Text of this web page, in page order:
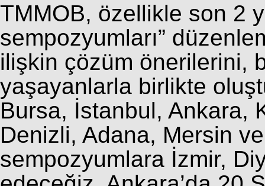
TMMOB, özellikle son 2
sempozyumları”
ilişkin çözüm önerilerini,
yaşayanlarla birlikte
Bursa, İstanbul, Ankara,
Denizli, Adana, Mersin
sempozyumlara İzmir,